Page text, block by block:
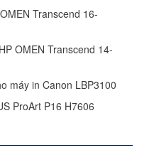
Transcend 16-
OMEN Transcend 14-
máy in Canon LBP3100
ProArt P16 H7606